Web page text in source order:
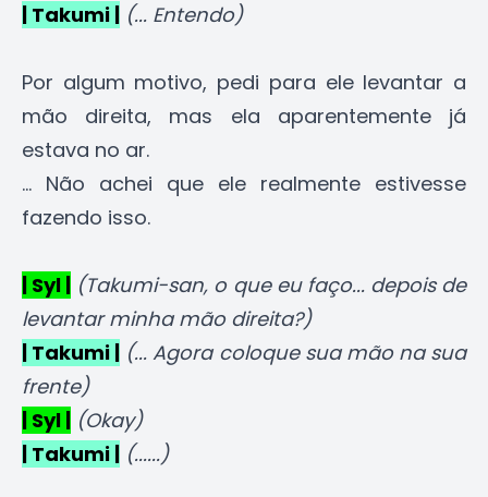
| Takumi | (... Entendo)
Por algum motivo, pedi para ele levantar a
mão direita, mas ela aparentemente já
estava no ar.
... Não achei que ele realmente estivesse
fazendo isso.
| Syl | (Takumi-san, o que eu faço... depois de
levantar minha mão direita?)
| Takumi | (... Agora coloque sua mão na sua
frente)
| Syl | (Okay)
| Takumi | (......)